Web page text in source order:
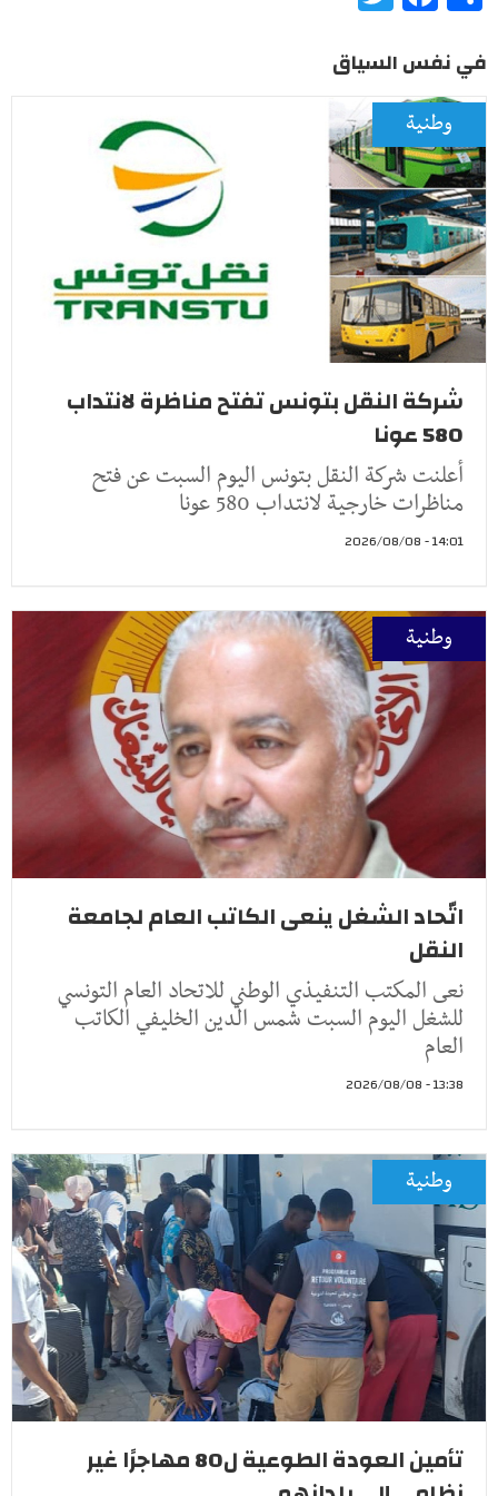
في نفس السياق
وطنية
شركة النقل بتونس تفتح مناظرة لانتداب
580 عونا
أعلنت شركة النقل بتونس اليوم السبت عن فتح
مناظرات خارجية لانتداب 580 عونا
14:01 - 2026/08/08
وطنية
اتّحاد الشغل ينعى الكاتب العام لجامعة
النقل
نعى المكتب التنفيذي الوطني للاتحاد العام التونسي
للشغل اليوم السبت شمس الدين الخليفي الكاتب
العام
13:38 - 2026/08/08
وطنية
تأمين العودة الطوعية ل80 مهاجرًا غير